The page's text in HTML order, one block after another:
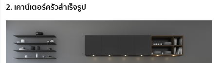
2. เคาน์เตอร์ครัวสำเร็จรูป